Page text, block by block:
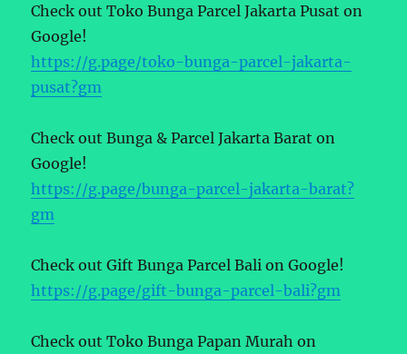
Check out Toko Bunga Parcel Jakarta Pusat on
Google!
https://g.page/toko-bunga-parcel-jakarta-
pusat?gm
Check out Bunga & Parcel Jakarta Barat on
Google!
https://g.page/bunga-parcel-jakarta-barat?
gm
Check out Gift Bunga Parcel Bali on Google!
https://g.page/gift-bunga-parcel-bali?gm
Check out Toko Bunga Papan Murah on